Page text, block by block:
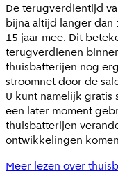
De terugverdientijd
bijna altijd langer dan
15 jaar mee. Dit
terugverdienen
thuisbatterijen nog
stroomnet door de
U kunt namelijk gratis
een later moment
thuisbatterijen
ontwikkelingen
Meer lezen over